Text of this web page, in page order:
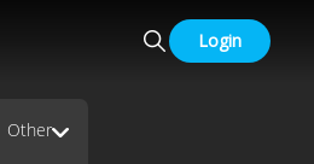
Login
Other